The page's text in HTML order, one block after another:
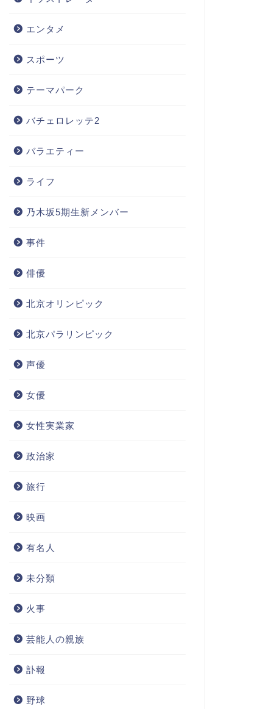
エンタメ
スポーツ
テーマパーク
バチェロレッテ2
バラエティー
ライフ
乃木坂5期生新メンバー
事件
俳優
北京オリンピック
北京パラリンピック
声優
女優
女性実業家
政治家
旅行
映画
有名人
未分類
火事
芸能人の親族
訃報
野球